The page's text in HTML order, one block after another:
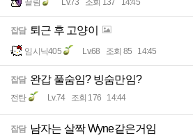
끌림 Lv.73 조회 137 14:45
잡담 퇴근 후 고양이
임시닉405 Lv.68 조회 85 14:45
잡담 완갑 풀숨임? 빙숨만임?
전탄 Lv.74 조회 176 14:44
잡담 남자는 살짝 Wyne같은거임